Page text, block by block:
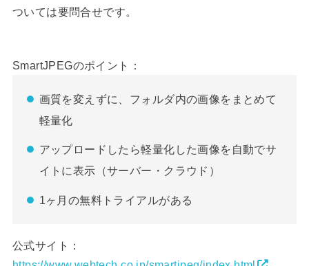
ついては要問合せです。
SmartJPEGのポイント：
画質を変えずに、フォルダ内の画像をまとめて
軽量化
アップロードしたら軽量化した画像を自動でサ
イトに表示（サーバー・クラウド）
1ヶ月の無料トライアルがある
公式サイト：